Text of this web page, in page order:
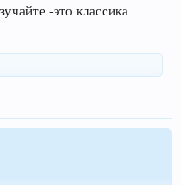
-это классика